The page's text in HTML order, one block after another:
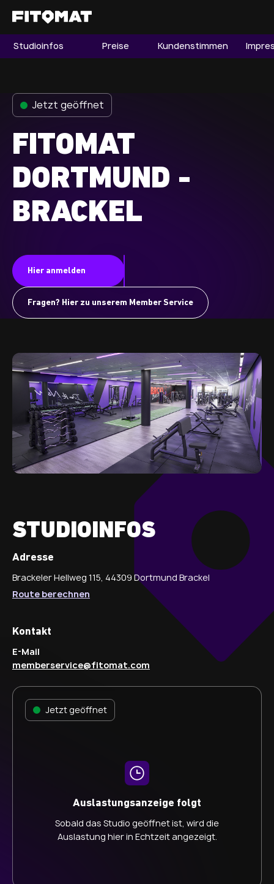
Gym
Franchise
Guide
Studioinfos Preise Kundenstimmen
Jetzt geöffnet
FITOMAT
DORTMUND -
BRACKEL
Hier anmelden
Fragen? Hier zu unserem Member Service
STUDIOINFOS
Jetzt geöffnet
Auslastungsanzeige folgt
Sobald das Studio geöffnet ist, wird die
Auslastung hier in Echtzeit angezeigt.
Adresse
Brackeler Hellweg 115, 44309 Dortmund Brackel
Route berechnen
Kontakt
E-Mail
memberservice@fitomat.com